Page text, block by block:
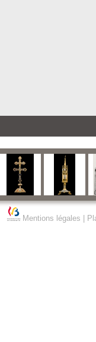
Mentions légales